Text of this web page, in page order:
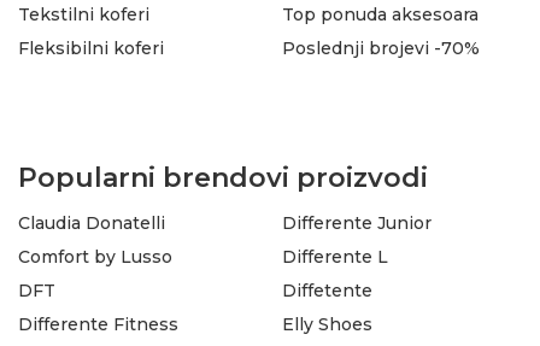
Tekstilni koferi
Fleksibilni koferi
Top ponuda aksesoara
Poslednji brojevi -70%
Popularni brendovi proizvodi
Claudia Donatelli
Comfort by Lusso
DFT
Differente Fitness
Differente Junior
Differente L
Diffetente
Elly Shoes